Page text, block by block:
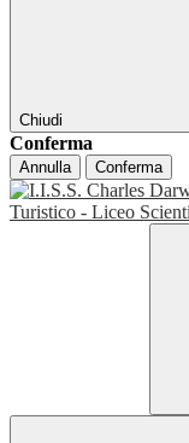
Chiudi
Conferma
Annulla Conferma
Turistico - Liceo